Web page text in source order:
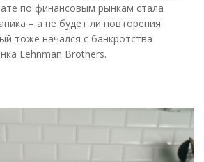
по финансовым рынкам стала
– а не будет ли повторения
тоже начался с банкротства
Lehnman Brothers.